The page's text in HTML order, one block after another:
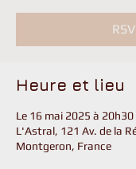
Heure et lieu
Le 16 mai 2025 à 20h30
L'Astral, 121 Av. de la
Montgeron, France